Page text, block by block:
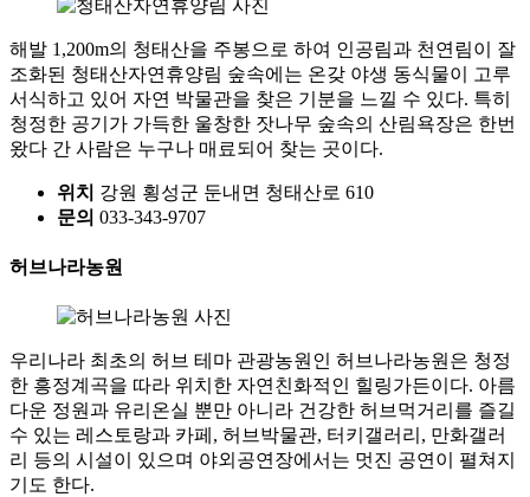
해발 1,200m의 청태산을 주봉으로 하여 인공림과 천연림이 잘
조화된 청태산자연휴양림 숲속에는 온갖 야생 동식물이 고루
서식하고 있어 자연 박물관을 찾은 기분을 느낄 수 있다. 특히
청정한 공기가 가득한 울창한 잣나무 숲속의 산림욕장은 한번
왔다 간 사람은 누구나 매료되어 찾는 곳이다.
위치 강원 횡성군 둔내면 청태산로 610
문의 033-343-9707
허브나라농원
우리나라 최초의 허브 테마 관광농원인 허브나라농원은 청정
한 흥정계곡을 따라 위치한 자연친화적인 힐링가든이다. 아름
다운 정원과 유리온실 뿐만 아니라 건강한 허브먹거리를 즐길
수 있는 레스토랑과 카페, 허브박물관, 터키갤러리, 만화갤러
리 등의 시설이 있으며 야외공연장에서는 멋진 공연이 펼쳐지
기도 한다.